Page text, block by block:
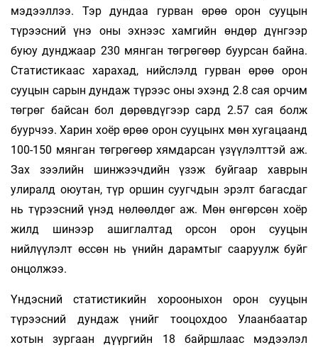
мэдээллээ. Тэр дундаа гурван өрөө орон сууцын
түрээсний үнэ оны эхнээс хамгийн өндөр дүнгээр
буюу дунджаар 230 мянган төгрөгөөр буурсан байна.
Статистикаас харахад, нийслэлд гурван өрөө орон
сууцын сарын дундаж түрээс оны эхэнд 2.8 сая орчим
төгрөг байсан бол дөрөвдүгээр сард 2.57 сая болж
буурчээ. Харин хоёр өрөө орон сууцынх мөн хугацаанд
100-150 мянган төгрөгөөр хям­дарсан үзүүлэлттэй аж.
Зах зээлийн шинжээчдийн үзэж буйгаар хаврын
улиралд оюутан, түр оршин суугчдын эрэлт багасдаг
нь түрээсний үнэд нөлөөлдөг аж. Мөн өнгөрсөн хоёр
жилд шинээр ашиглалтад орсон орон сууцын
нийлүүлэлт өссөн нь үнийн дарамтыг сааруулж буйг
онцолжээ.
Үндэсний статистикийн хорооныхон орон сууцын
түрээсний дундаж үнийг тооцохдоо Улаанбаатар
хотын зургаан дүүргийн 18 байршлаас мэдээлэл